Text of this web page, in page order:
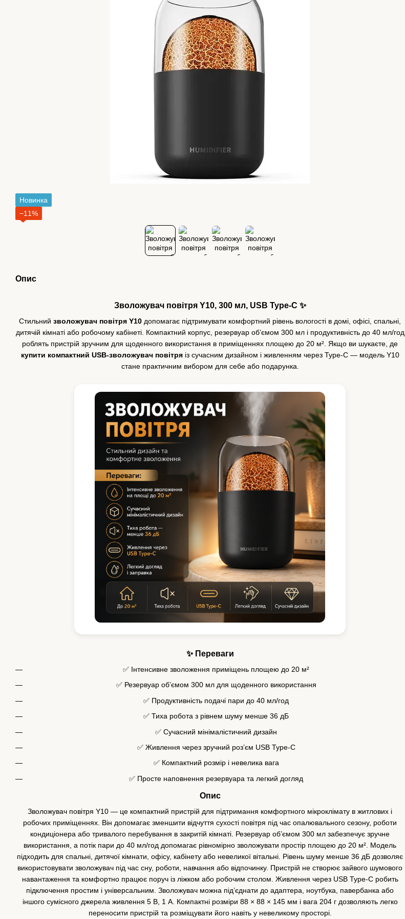
Новинка
−11%
Опис
Зволожувач повітря Y10, 300 мл, USB Type-C ✨
Стильнийзволожувач повітря Y10 допомагає підтримувати комфортний рівень вологості в домі, офісі, спальні,
дитячій кімнаті або робочому кабінеті. Компактний корпус, резервуар об’ємом 300 мл і продуктивність до 40 мл/год
роблять пристрій зручним для щоденного використання в приміщеннях площею до 20 м². Якщо ви шукаєте, де
купити компактний USB-зволожувач повітряіз сучасним дизайном і живленням через Type-C — модель Y10
стане практичним вибором для себе або подарунка.
✨ Переваги
✅ Інтенсивне зволоження приміщень площею до 20 м²
✅ Резервуар об’ємом 300 мл для щоденного використання
✅ Продуктивність подачі пари до 40 мл/год
✅ Тиха робота з рівнем шуму менше 36 дБ
✅ Сучасний мінімалістичний дизайн
✅ Живлення через зручний роз’єм USB Type-C
✅ Компактний розмір і невелика вага
✅ Просте наповнення резервуара та легкий догляд
Опис
Зволожувач повітря Y10 — це компактний пристрій для підтримання комфортного мікроклімату в житлових і
робочих приміщеннях. Він допомагає зменшити відчуття сухості повітря під час опалювального сезону, роботи
кондиціонера або тривалого перебування в закритій кімнаті. Резервуар об’ємом 300 мл забезпечує зручне
використання, а потік пари до 40 мл/год допомагає рівномірно зволожувати простір площею до 20 м². Модель
підходить для спальні, дитячої кімнати, офісу, кабінету або невеликої вітальні. Рівень шуму менше 36 дБ дозволяє
використовувати зволожувач під час сну, роботи, навчання або відпочинку. Пристрій не створює зайвого шумового
навантаження та комфортно працює поруч із ліжком або робочим столом. Живлення через USB Type-C робить
підключення простим і універсальним. Зволожувач можна під’єднати до адаптера, ноутбука, павербанка або
іншого сумісного джерела живлення 5 В, 1 А. Компактні розміри 88 × 88 × 145 мм і вага 204 г дозволяють легко
переносити пристрій та розміщувати його навіть у невеликому просторі.